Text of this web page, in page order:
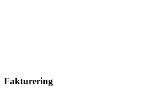
Fakturering